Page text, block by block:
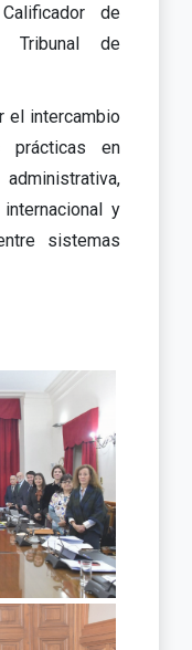
de
Tribunal de
el intercambio
prácticas en
y
sistemas